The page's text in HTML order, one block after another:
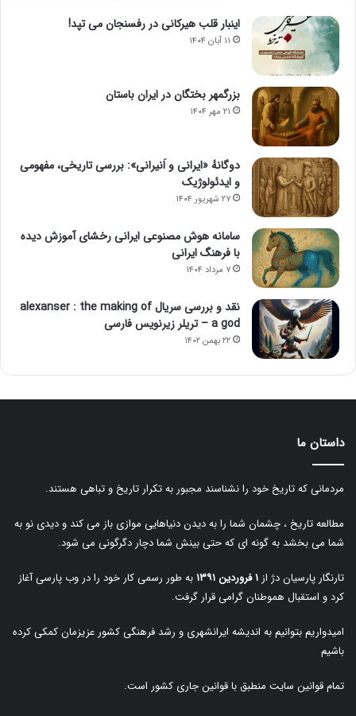
اینبار قلب هیرکانی در رفسنجان می تپد!
۱۱ آبان ۱۴۰۴
بزرگمهر بختگان در ایران باستان
۲۱ مهر ۱۴۰۴
دوگانهٔ «ایرانی و اَنیرانی»: بررسی تاریخی، مفهومی
و ایدئولوژیک
۲۷ شهریور ۱۴۰۴
سامانه هوش مصنوعی ایرانی رخشای آموزش دیده
با فرهنگ ایرانی
۷ مرداد ۱۴۰۴
نقد و بررسی سریال alexanser : the making of
a god – تریلر زیرنویس فارسی
۲۲ بهمن ۱۴۰۲
داستان ما
مردمانی که تاریخ خود را نشناسند مجبور به تکرار تاریخ و تباهی هستند.
مطالعه تاریخ ، چشمان شما را به دیدن دنیاهایی موازی باز می کند و دیدی نو به
شما می بخشد به گونه ای که حتی بینش شما دچار دگرگونی می شود.
تارنگار پارسیان دژ از ۱ فروردین ۱۳۹۱
به طور رسمی کار خود را در وب پارسی آغاز
کرد و استقبال هموطنان گرامی قرار گرفت.
امیدواریم بتوانیم به اندیشه ایرانشهری و رشد فرهنگی کشور عزیزمان کمکی کرده
باشیم
تمام قوانین سایت منطبق با قوانین جاری کشور است.